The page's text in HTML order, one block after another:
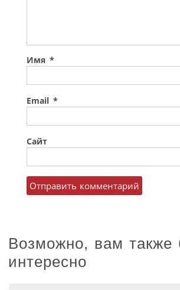
Имя *
Email *
Сайт
Возможно, вам также
интересно